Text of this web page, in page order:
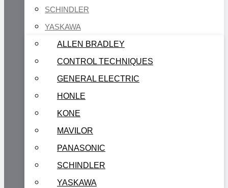
SCHINDLER
YASKAWA
ALLEN BRADLEY
CONTROL TECHNIQUES
GENERAL ELECTRIC
HONLE
KONE
MAVILOR
PANASONIC
SCHINDLER
YASKAWA